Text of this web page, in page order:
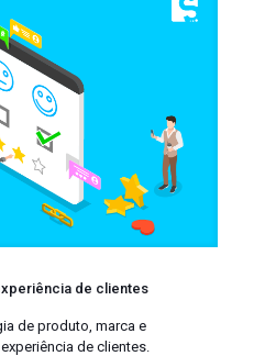
de clientes
de produto, marca e
de clientes.